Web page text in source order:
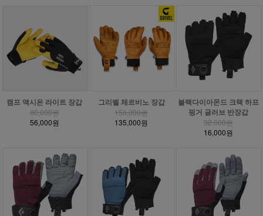
캠프 액시온 라이트 장갑
80,000원
56,000원
그리벨 체르비노 장갑
150,000원
135,000원
블랙다이아몬드 크랙 하프
핑거 글러브 반장갑
32,000원
16,000원